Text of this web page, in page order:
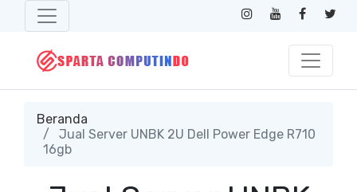
Beranda
Jual Server UNBK 2U Dell Power Edge R710
16gb